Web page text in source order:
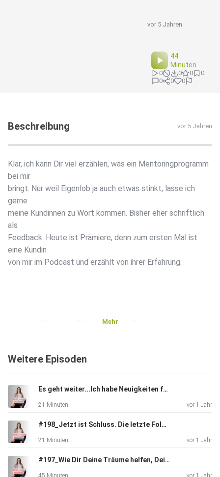
vor 5 Jahren
44
Minuten
0 0 0
0
0
0 0
Beschreibung vor 5 Jahren
Klar, ich kann Dir viel erzählen, was ein Mentoringprogramm
bei mir
bringt. Nur weil Eigenlob ja auch etwas stinkt, lasse ich
gerne
meine Kundinnen zu Wort kommen. Bisher eher schriftlich
als
Feedback. Heute ist Prämiere, denn zum ersten Mal ist
eine Kundin
von mir im Podcast und erzählt von ihrer Erfahrung.
Laura ist 31 und erzählt, an welcher Stelle sie
Sie
nicht
was. Dann haben wir uns auf Instagram kennengelernt,
telefoniert
und Laura hat sich erst für's 1:1 Mentoring entschieden und
dann
Onlineprogramm.
Mehr
Weitere Episoden
Es geht weiter...Ich habe Neuigkeiten für Dich
21 Minuten vor 1 Jahr
#198_Jetzt ist Schluss. Die letzte Folge FEEL INSIDE YOURSELF
21 Minuten vor 1 Jahr
#197_Wie Dir Deine Träume helfen, Dein Traumleben zu manifestieren- Interview mit Marion Richter-Köppen
45 Minuten vor 1 Jahr